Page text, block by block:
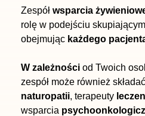
Zespół wsparcia
rolę w podejściu
obejmując każdego
W zależności od Twoich
zespół może również
naturopatii, terapeuty
wsparcia